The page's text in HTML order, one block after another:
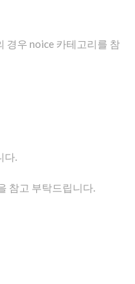
경우 noice 카테고리를 참
다.
참고 부탁드립니다.